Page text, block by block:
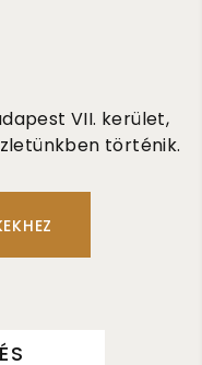
VII. kerület,
történik.